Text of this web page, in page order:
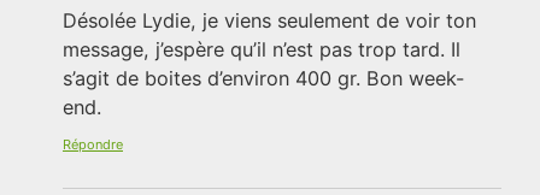
Désolée Lydie, je viens seulement de voir ton
message, j’espère qu’il n’est pas trop tard. Il
s’agit de boites d’environ 400 gr. Bon week-
end.
Répondre